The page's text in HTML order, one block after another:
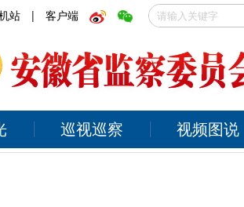
站 | 客户端
巡视巡察 视频图说